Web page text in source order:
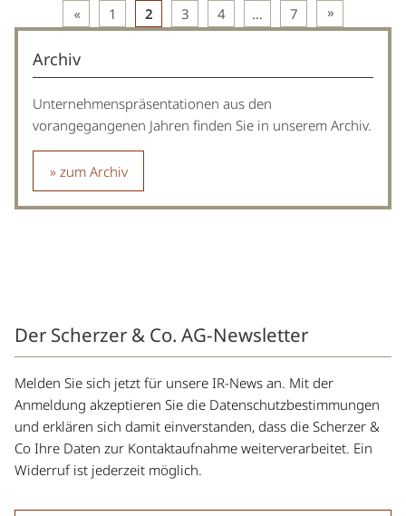
Beitragsnavigation
1 2 3 4 … 7
Archiv
Unternehmenspräsentationen aus den
vorangegangenen Jahren finden Sie in unserem Archiv.
zum Archiv
Der Scherzer & Co. AG-Newsletter
Melden Sie sich jetzt für unsere IR-News an. Mit der
Anmeldung akzeptieren Sie die Datenschutzbestimmungen
und erklären sich damit einverstanden, dass die Scherzer &
Co Ihre Daten zur Kontaktaufnahme weiterverarbeitet. Ein
Widerruf ist jederzeit möglich.